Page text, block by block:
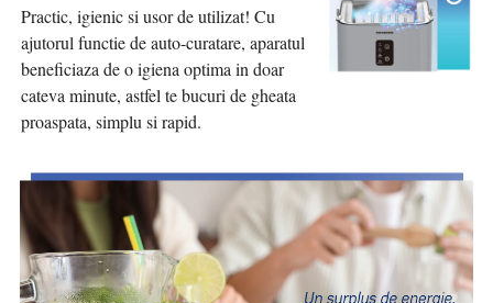
Practic, igienic si usor de utilizat! Cu
ajutorul functie de auto-curatare, aparatul
beneficiaza de o igiena optima in doar
cateva minute, astfel te bucuri de gheata
proaspata, simplu si rapid.